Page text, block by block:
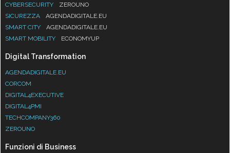
CYBERSECURITY
ZEROUNO
SICUREZZA
AGENDADIGITALE.EU
SMART CITY
AGENDADIGITALE.EU
SMART MOBILITY
ECONOMYUP
Digital Transformation
AGENDADIGITALE.EU
CORCOM
DIGITAL4EXECUTIVE
DIGITAL4PMI
TECHCOMPANY360
ZEROUNO
Funzioni di Business